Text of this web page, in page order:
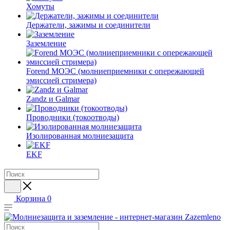
Хомуты
Держатели, зажимы и соединители
Заземление
Forend МОЭС (молниеприемники с опережающей
эмиссией стримера)
Zandz и Galmar
Проводники (токоотводы)
Изолированная молниезащита
EKF
Корзина 0